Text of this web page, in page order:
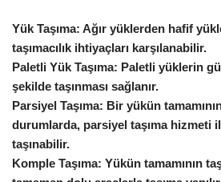
Yük Taşıma: Ağır yüklerden hafif
taşımacılık ihtiyaçları karşılanabilir.
Paletli Yük Taşıma: Paletli yüklerin
şekilde taşınması sağlanır.
Parsiyel Taşıma: Bir yükün
durumlarda, parsiyel taşıma hizmeti
taşınabilir.
Komple Taşıma: Yükün tamamının